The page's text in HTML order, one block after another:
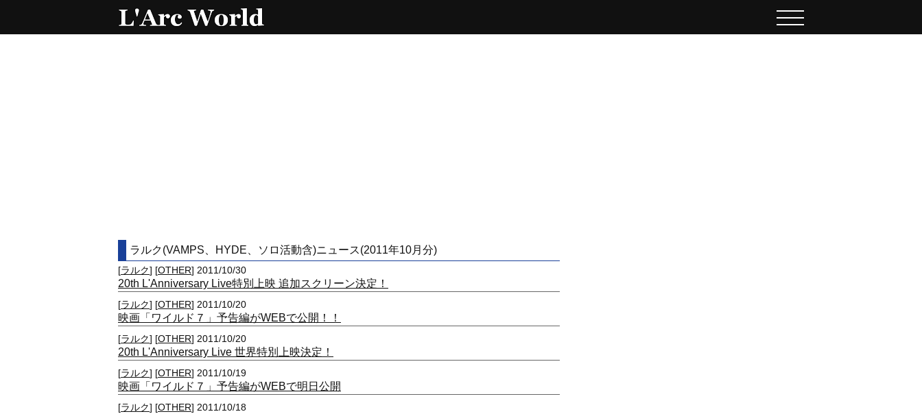
ラルク(VAMPS、HYDE、ソロ活動含)ニュース(2011年10月分)
[ラルク] [OTHER] 2011/10/30
20th L'Anniversary Live特別上映 追加スクリーン決定！
[ラルク] [OTHER] 2011/10/20
映画「ワイルド７」予告編がWEBで公開！！
[ラルク] [OTHER] 2011/10/20
20th L'Anniversary Live 世界特別上映決定！
[ラルク] [OTHER] 2011/10/19
映画「ワイルド７」予告編がWEBで明日公開
[ラルク] [OTHER] 2011/10/18